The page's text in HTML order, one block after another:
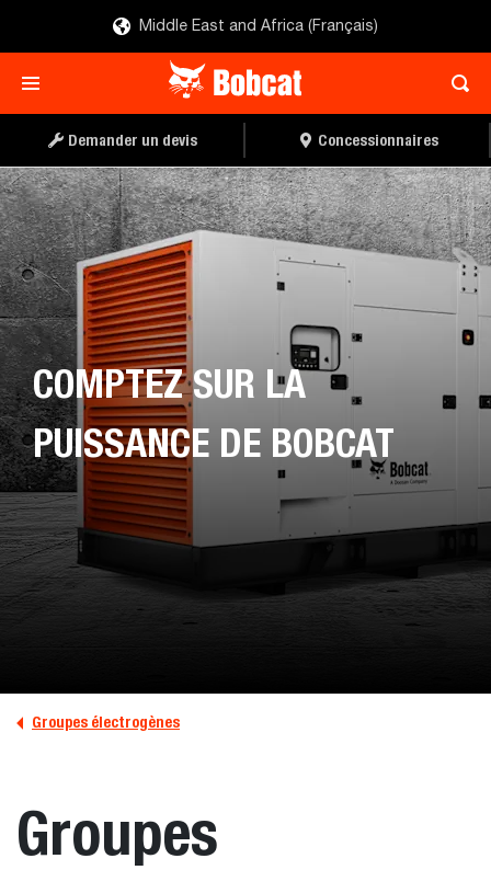
Middle East and Africa (Français)
Demander un devis Concessionnaires
COMPTEZ SUR LA
PUISSANCE DE BOBCAT
Groupes électrogènes
Groupes
DEMANDER UN DEVIS
TROUVER UN